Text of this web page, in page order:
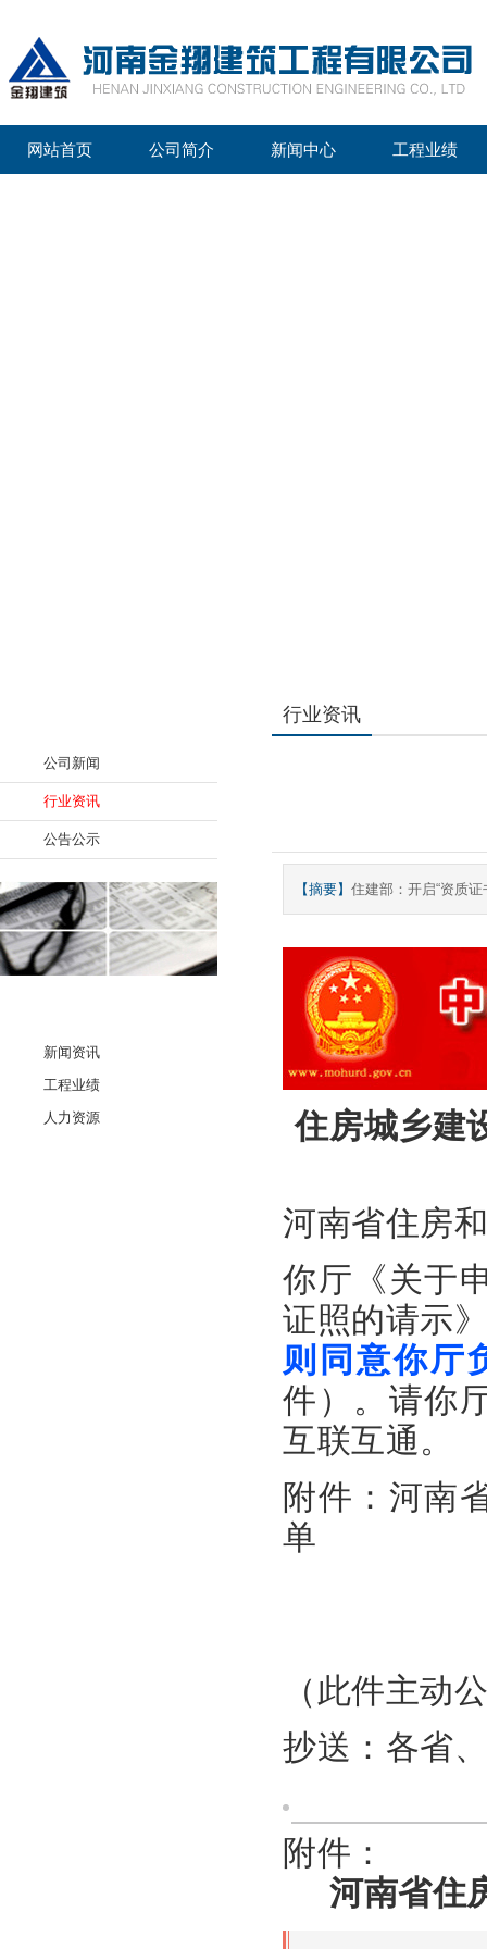
网站首页 公司简介 新闻中心 工程业绩
公司新闻
行业资讯
公告公示
新闻资讯
工程业绩
人力资源
行业资讯
【摘要】 住建部：开启“资质证
住房城乡建
河南省住房
你厅《关于
证照的请示
则同意你厅
件）。请你
互联互通。
附件：河南
单
（此件主动
抄送：各省
附件：
河南省住